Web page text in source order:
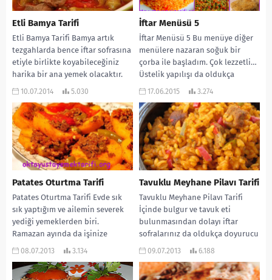
Etli Bamya Tarifi
Etli Bamya Tarifi Bamya artık
tezgahlarda bence iftar sofrasına
etiyle birlikte koyabileceğiniz
harika bir ana yemek olacaktır.
Yanına bir de...
10.07.2014 5.030
İftar Menüsü 5
İftar Menüsü 5 Bu menüye diğer
menülere nazaran soğuk bir
çorba ile başladım. Çok lezzetli…
Üstelik yapılışı da oldukça
pratik…...
17.06.2015 3.274
Patates Oturtma Tarifi
Patates Oturtma Tarifi Evde sık
sık yaptığım ve ailemin severek
yediği yemeklerden biri.
Ramazan ayında da işinize
yarayacağını umarak paylaşmak...
08.07.2013 3.134
Tavuklu Meyhane Pilavı Tarifi
Tavuklu Meyhane Pilavı Tarifi
İçinde bulgur ve tavuk eti
bulunmasından dolayı iftar
sofralarınız da oldukça doyurucu
bir pilav olacaktır.
09.07.2013 6.188